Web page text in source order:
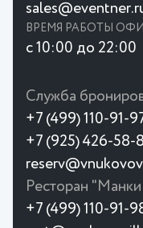
ВРЕМЯ РАБОТЫ
с 10:00 до 22:00
Служба
+7 (499) 110-91-
+7 (925) 426-58-
Ресторан
+7 (499) 110-91-